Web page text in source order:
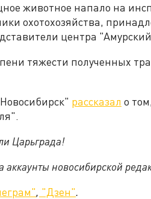
животное напало на
охотохозяйства,
центра
тяжести полученных
рассказал о
Царьграда!
аккаунты новосибирской
, "Дзен".